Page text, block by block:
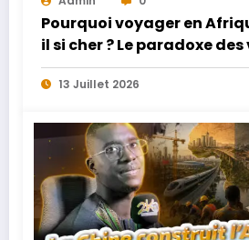
Pourquoi voyager en
il si cher ? Le paradoxe
africains
13 Juillet 2026